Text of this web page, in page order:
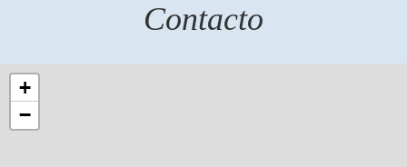
Contacto
+
−